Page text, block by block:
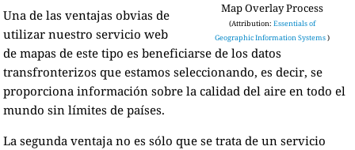
Map Overlay Process
(Attribution:Essentials of
Geographic Information Systems)
Una de las ventajas obvias de
utilizar nuestro servicio web
de mapas de este tipo es beneficiarse de los datos
transfronterizos que estamos seleccionando, es decir, se
proporciona información sobre la calidad del aire en todo el
mundo sin límites de países.
La segunda ventaja no es sólo que se trata de un servicio